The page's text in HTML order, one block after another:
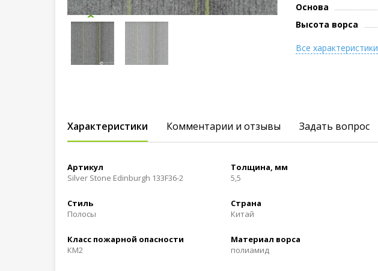
Основа
Высота ворса
Все характеристики
Характеристики Комментарии и отзывы Задать вопрос
Артикул
Silver Stone Edinburgh 133F36-2
Толщина, мм
5,5
Стиль
Полосы
Страна
Китай
Класс пожарной опасности
КМ2
Материал ворса
полиамид